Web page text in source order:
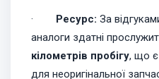
· Ресурс: За
аналоги здатні
кілометрів пробігу, що є
для неоригінальної